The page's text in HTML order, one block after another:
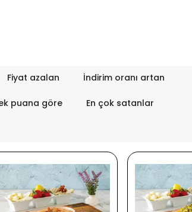
Fiyat azalan İndirim oranı artan
puana göre En çok satanlar